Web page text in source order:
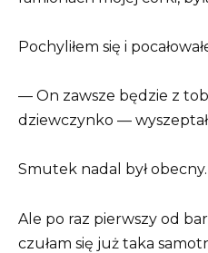
Pochyliłem się i
— On zawsze będzie z
dziewczynko —
Smutek nadal był
Ale po raz pierwszy od
czułam się już taka